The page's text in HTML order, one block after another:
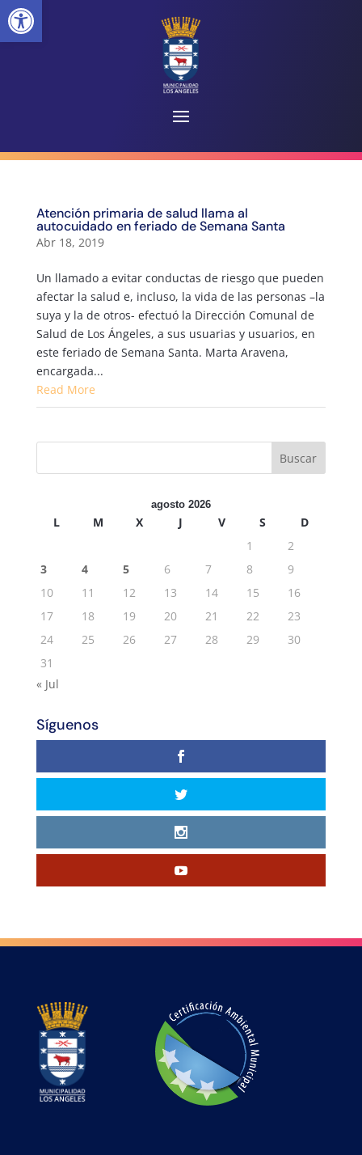
Atención primaria de salud llama al
autocuidado en feriado de Semana Santa
Abr 18, 2019
Un llamado a evitar conductas de riesgo que pueden
afectar la salud e, incluso, la vida de las personas –la
suya y la de otros- efectuó la Dirección Comunal de
Salud de Los Ángeles, a sus usuarias y usuarios, en
este feriado de Semana Santa. Marta Aravena,
encargada...
Read More
agosto 2026
L M X J V S
D
1
2
3
4 5 6 7 8
9
10
11 12 13 14 15
16
17
18 19 20 21 22
23
24
25 26 27 28 29
30
31
« Jul
Síguenos